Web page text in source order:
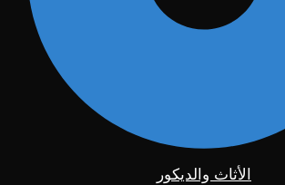
الأثاث والديكور